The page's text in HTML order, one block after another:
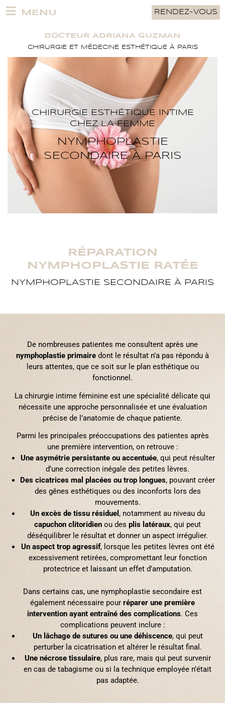
Aller
au
MENU RENDEZ-VOUS
DOCTEUR ADRIANA GUZMAN
CHIRURGIE ET MÉDECINE ESTHÉTIQUE À PARIS
CHIRURGIE ESTHÉTIQUE INTIME
CHEZ LA FEMME
NYMPHOPLASTIE
SECONDAIRE À PARIS
RÉPARATION
NYMPHOPLASTIE RATÉE
NYMPHOPLASTIE SECONDAIRE À PARIS
De nombreuses patientes me consultent après une
nymphoplastie primaire dont le résultat n’a pas répondu à
leurs attentes, que ce soit sur le plan esthétique ou
fonctionnel.
La chirurgie intime féminine est une spécialité délicate qui
nécessite une approche personnalisée et une évaluation
précise de l’anatomie de chaque patiente.
Parmi les principales préoccupations des patientes après
une première intervention, on retrouve :
Une asymétrie persistante ou accentuée, qui peut résulter
d’une correction inégale des petites lèvres.
Des cicatrices mal placées ou trop longues, pouvant créer
des gênes esthétiques ou des inconforts lors des
mouvements.
Un excès de tissu résiduel , notamment au niveau du
capuchon clitoridien ou des plis latéraux, qui peut
déséquilibrer le résultat et donner un aspect irrégulier.
Un aspect trop agressif, lorsque les petites lèvres ont été
excessivement retirées, compromettant leur fonction
protectrice et laissant un effet d’amputation.
Dans certains cas, une nymphoplastie secondaire est
également nécessaire pour réparer une première
intervention ayant entraîné des complications. Ces
complications peuvent inclure :
Un lâchage de sutures ou une déhiscence, qui peut
perturber la cicatrisation et altérer le résultat final.
Une nécrose tissulaire, plus rare, mais qui peut survenir
en cas de tabagisme ou si la technique employée n’était
pas adaptée.